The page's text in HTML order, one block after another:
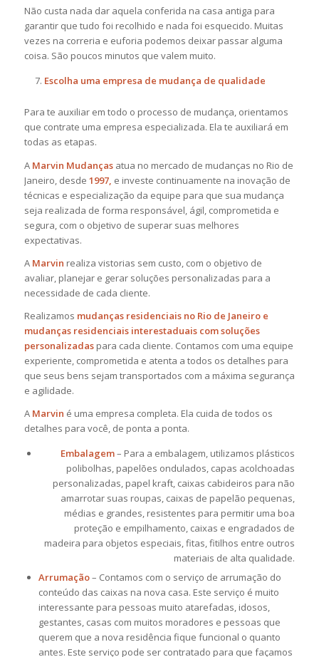
Não custa nada dar aquela conferida na casa antiga para
garantir que tudo foi recolhido e nada foi esquecido. Muitas
vezes na correria e euforia podemos deixar passar alguma
coisa. São poucos minutos que valem muito.
Escolha uma empresa de mudança de qualidade
Para te auxiliar em todo o processo de mudança, orientamos
que contrate uma empresa especializada. Ela te auxiliará em
todas as etapas.
A Marvin Mudançasatua no mercado de mudanças no Rio de
Janeiro, desde 1997, e investe continuamente na inovação de
técnicas e especialização da equipe para que sua mudança
seja realizada de forma responsável, ágil, comprometida e
segura, com o objetivo de superar suas melhores
expectativas.
A Marvin realiza vistorias sem custo, com o objetivo de
avaliar, planejar e gerar soluções personalizadas para a
necessidade de cada cliente.
Realizamos mudanças residenciais no Rio de Janeiro e
mudanças residenciais interestaduais com soluções
personalizadaspara cada cliente. Contamos com uma equipe
experiente, comprometida e atenta a todos os detalhes para
que seus bens sejam transportados com a máxima segurança
e agilidade.
A Marvin é uma empresa completa. Ela cuida de todos os
detalhes para você, de ponta a ponta.
Embalagem– Para a embalagem, utilizamos plásticos
polibolhas, papelões ondulados, capas acolchoadas
personalizadas, papel kraft, caixas cabideiros para não
amarrotar suas roupas, caixas de papelão pequenas,
médias e grandes, resistentes para permitir uma boa
proteção e empilhamento, caixas e engradados de
madeira para objetos especiais, fitas, fitilhos entre outros
materiais de alta qualidade.
Arrumação– Contamos com o serviço de arrumação do
conteúdo das caixas na nova casa. Este serviço é muito
interessante para pessoas muito atarefadas, idosos,
gestantes, casas com muitos moradores e pessoas que
querem que a nova residência fique funcional o quanto
antes. Este serviço pode ser contratado para que façamos